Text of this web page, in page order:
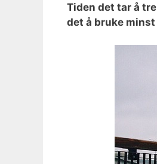
Tiden det tar å
det å bruke